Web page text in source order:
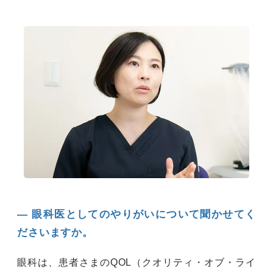
― 眼科医としてのやりがいについて聞かせてく
ださいますか。
眼科は、患者さまのQOL（クオリティ・オブ・ライ